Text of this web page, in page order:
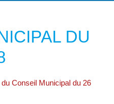
DU
Conseil Municipal du 26